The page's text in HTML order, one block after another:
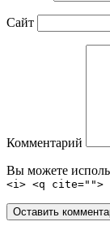
Сайт
Комментарий
Вы можете
<i> <q cite="">